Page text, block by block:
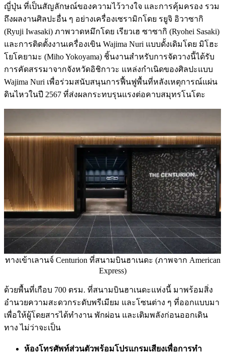
ญี่ปุ่น ที่เป็นสัญลักษณ์ของความไว้วางใจ และการคุ้มครอง รวม
ถึงผลงานศิลปะอื่น ๆ อย่างเครื่องเซรามิกโดย รยูจิ อิวาซากิ
(Ryuji Iwasaki) ภาพวาดหมึกโดย เรียวเฮ ซาซากิ (Ryohei Sasaki)
และการติดตั้งงานเครื่องเขิน Wajima Nuri แบบดั้งเดิมโดย มิโฮะ
โยโคยามะ (Miho Yokoyama) ชิ้นงานสำหรับการจัดวางนี้ได้รับ
การคัดสรรมาจากจังหวัดอิชิกาวะ แหล่งกำเนิดของศิลปะแบบ
Wajima Nuri เพื่อร่วมสนับสนุนการฟื้นฟูพื้นที่หลังเหตุการณ์แผ่น
ดินไหวในปี 2567 ที่ส่งผลกระทบรุนแรงต่อคาบสมุทรโนโตะ
ทางเข้าเลานจ์ Centurion ที่สนามบินฮาเนดะ (ภาพจาก American
Express)
ด้วยพื้นที่เกือบ 700 ตรม. ที่สนามบินฮาเนดะแห่งนี้ มาพร้อมสิ่ง
อำนวยความสะดวกระดับพรีเมียม และโซนต่าง ๆ ที่ออกแบบมา
เพื่อให้ผู้โดยสารได้ทำงาน พักผ่อน และเติมพลังก่อนออกเดิน
ทาง ไม่ว่าจะเป็น
ห้องโทรศัพท์ส่วนตัวพร้อมโปรแกรมเสียงเพื่อการทำ